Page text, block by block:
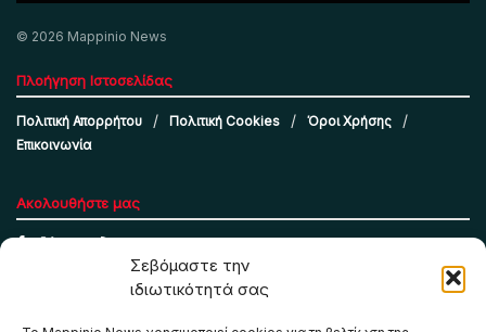
Σεβόμαστε την
ιδιωτικότητά σας
© 2026 Mappinio News
Πλοήγηση Ιστοσελίδας
Πολιτική Απορρήτου Πολιτική Cookies
Όροι Χρήσης
Επικοινωνία
Ακολουθήστε μας